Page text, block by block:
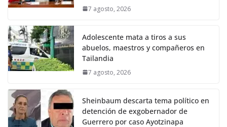
7 agosto, 2026
Adolescente mata a tiros a sus
abuelos, maestros y compañeros en
Tailandia
7 agosto, 2026
Sheinbaum descarta tema político en
detención de exgobernador de
Guerrero por caso Ayotzinapa